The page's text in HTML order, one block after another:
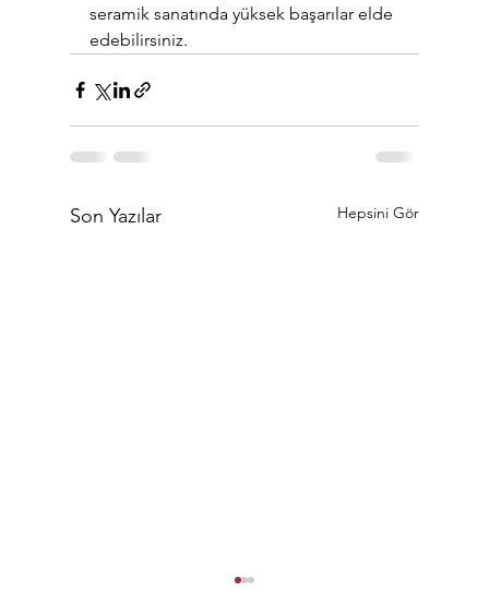
seramik sanatında yüksek başarılar elde
edebilirsiniz.
Son Yazılar Hepsini Gör